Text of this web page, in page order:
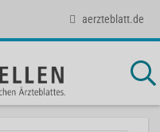
aerzteblatt.de